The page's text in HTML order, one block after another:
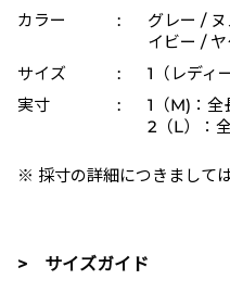
カラー
:
グレー /
イビー /
サイズ
:
1（レディ
実寸
:
1（M)：全
2（L）：
※ 採寸の詳細につきましては
> サイズガイド